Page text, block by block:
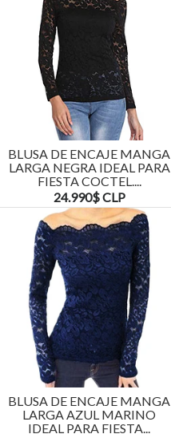
BLUSA DE ENCAJE MANGA
LARGA NEGRA IDEAL PARA
FIESTA COCTEL....
24.990$ CLP
BLUSA DE ENCAJE MANGA
LARGA AZUL MARINO
IDEAL PARA FIESTA...